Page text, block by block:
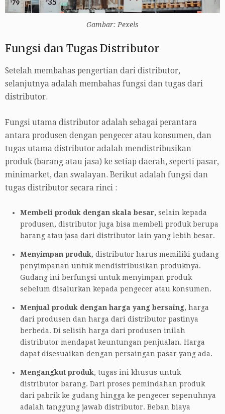
Gambar: Pexels
Fungsi dan Tugas Distributor
Setelah membahas pengertian dari distributor,
selanjutnya adalah membahas fungsi dan tugas dari
distributor.
Fungsi utama distributor adalah sebagai perantara
antara produsen dengan pengecer atau konsumen, dan
tugas utama distributor adalah mendistribusikan
produk (barang atau jasa) ke setiap daerah, seperti pasar,
minimarket, dan swalayan. Berikut adalah fungsi dan
tugas distributor secara rinci :
Membeli produk dengan skala besar, selain kepada
produsen, distributor juga bisa membeli produk berupa
barang atau jasa dari distributor lain yang lebih besar.
Menyimpan produk, distributor harus memiliki gudang
penyimpanan untuk mendistribusikan produknya.
Gudang ini berfungsi untuk menyimpan produk
sebelum disalurkan kepada pengecer atau konsumen.
Menjual produk dengan harga yang bersaing, harga
dari produsen dan harga dari distributor pastinya
berbeda. Di selisih harga dari produsen inilah
distributor mendapat keuntungan penjualan. Harga
dapat disesuaikan dengan persaingan pasar yang ada.
Mengangkut produk, tugas ini khusus untuk
distributor barang. Dari proses pemindahan produk
dari pabrik ke gudang hingga ke pengecer sepenuhnya
adalah tanggung jawab distributor. Beban biaya